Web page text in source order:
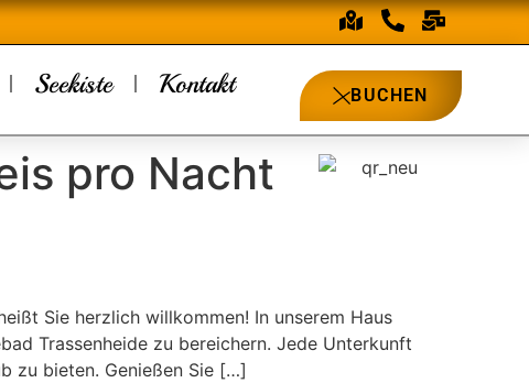
Seekiste Kontakt BUCHEN
pro Nacht
Sie herzlich willkommen! In unserem Haus
Trassenheide zu bereichern. Jede Unterkunft
zu bieten. Genießen Sie […]